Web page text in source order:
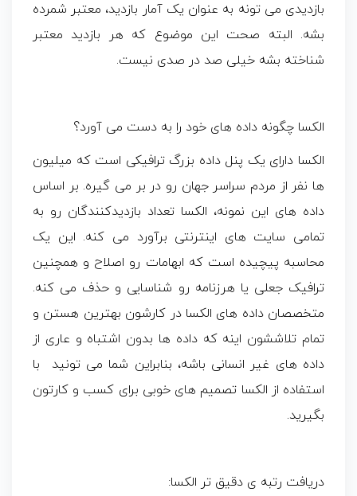
بازدیدی می تونه به عنوان یک آمار بازدید، معتبر شمرده
بشه. البته صحت این موضوع که هر بازدید معتبر
شناخته بشه خیلی صد در صدی نیست.
الکسا چگونه داده های خود را به دست می آورد؟
الکسا دارای یک پنل داده بزرگ ترافیکی است که میلیون
ها نفر از مردم سراسر جهان رو در بر می گیره. بر اساس
داده های این نمونه، الکسا تعداد بازدیدکنندگان رو به
تمامی سایت های اینترنتی برآورد می کنه. این یک
محاسبه پیچیده است که ابهامات رو اصلاح و همچنین
ترافیک جعلی یا هرزنامه رو شناسایی و حذف می کنه.
متخصصان داده های الکسا در کارشون بهترین هستن و
تمام تلاششون اینه که داده ها بدون اشتباه و عاری از
داده های غیر انسانی باشه، بنابراین شما می تونید با
استفاده از الکسا تصمیم های خوبی برای کسب و کارتون
بگیرید.
دریافت رتبه ی دقیق تر الکسا: